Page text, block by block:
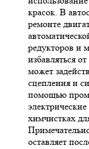
красок. В
ремонте
редукторов и
избавляться
может
сцепления и
помощью
химчистках
оставляет